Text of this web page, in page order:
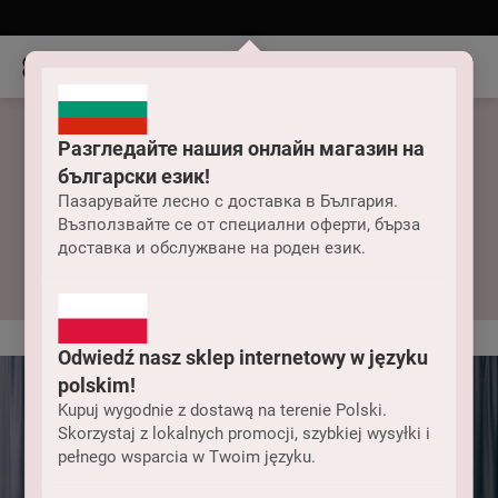
Разгледайте нашия онлайн магазин на
български език!
Пазарувайте лесно с доставка в България.
Възползвайте се от специални оферти, бърза
доставка и обслужване на роден език.
Odwiedź nasz sklep internetowy w języku
polskim!
Kupuj wygodnie z dostawą na terenie Polski.
Skorzystaj z lokalnych promocji, szybkiej wysyłki i
pełnego wsparcia w Twoim języku.
Body damskie